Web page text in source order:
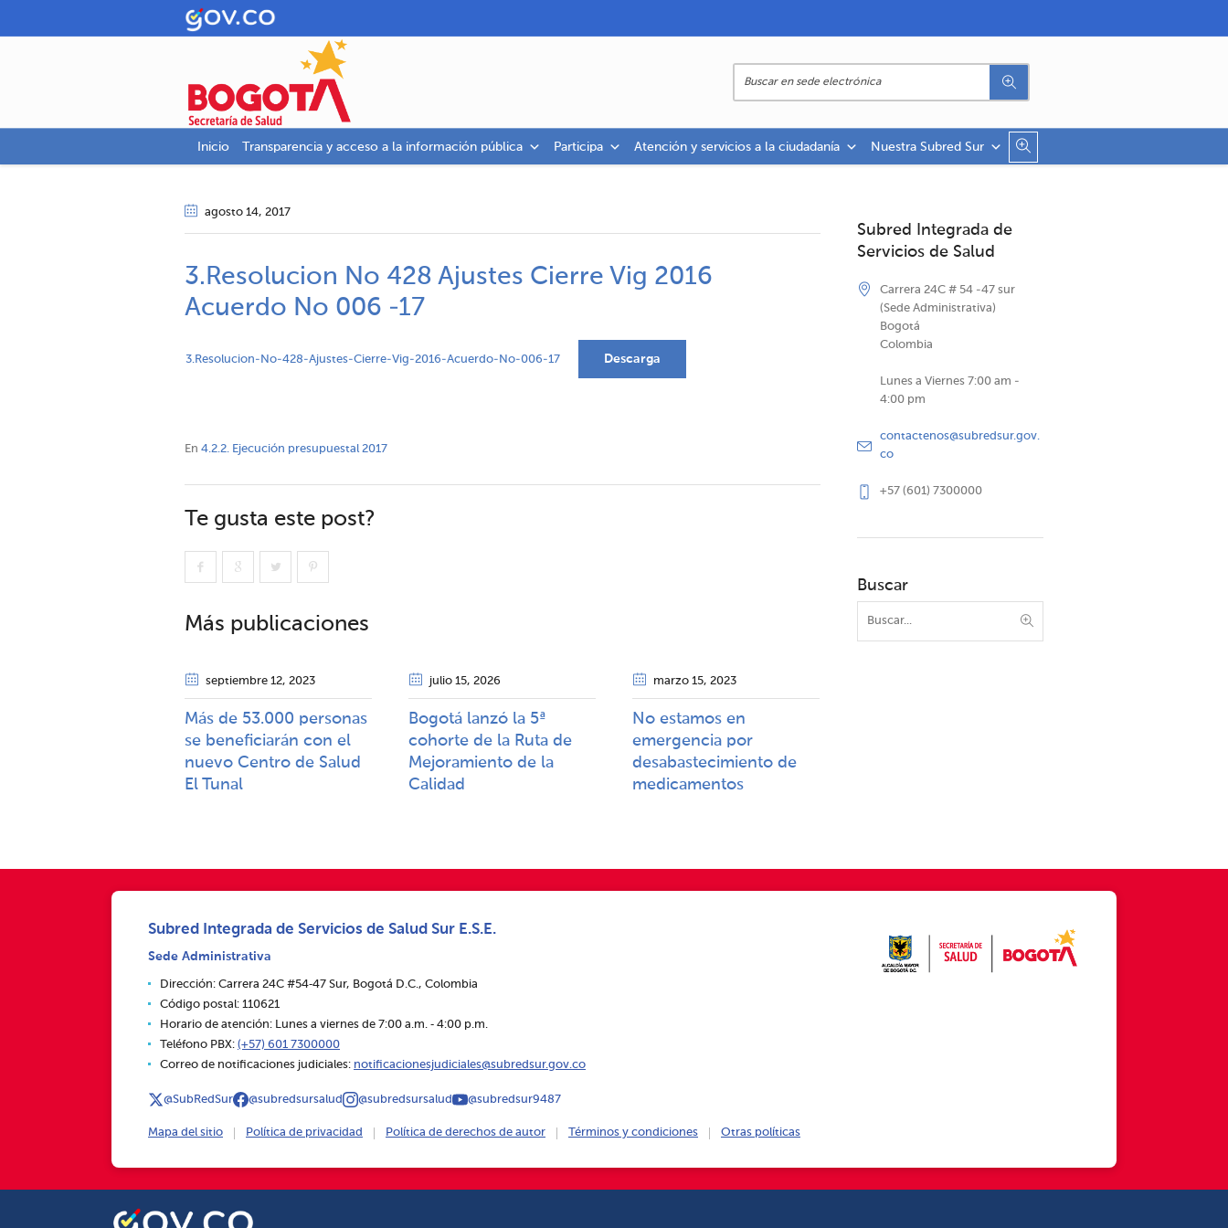
Inicio Transparencia y acceso a la información pública Participa Atención y servicios a la ciudadanía Nuestra Subred Sur
agosto 14, 2017
3.Resolucion No 428 Ajustes Cierre Vig 2016
Acuerdo No 006 -17
3.Resolucion-No-428-Ajustes-Cierre-Vig-2016-Acuerdo-No-006-17 Descarga
En 4.2.2. Ejecución presupuestal 2017
Te gusta este post?
Más publicaciones
septiembre 12, 2023
Más de 53.000 personas
se beneficiarán con el
nuevo Centro de Salud
El Tunal
julio 15, 2026
Bogotá lanzó la 5ª
cohorte de la Ruta de
Mejoramiento de la
Calidad​​
marzo 15, 2023
No estamos en
emergencia por
desabastecimiento de
medicamentos
Subred Integrada de
Servicios de Salud
Carrera 24C # 54 -47 sur
(Sede Administrativa)
Bogotá
Colombia
Lunes a Viernes 7:00 am -
4:00 pm
contactenos@subredsur.gov.
co
+57 (601) 7300000
Buscar
Subred Integrada de Servicios de Salud Sur E.S.E.
Sede Administrativa
Dirección: Carrera 24C #54‑47 Sur, Bogotá D.C., Colombia
Código postal: 110621
Horario de atención: Lunes a viernes de 7:00 a.m. ‑ 4:00 p.m.
Teléfono PBX: (+57) 601 7300000
Correo de notificaciones judiciales: notificacionesjudiciales@subredsur.gov.co
@SubRedSur @subredsursalud @subredsursalud @subredsur9487
Mapa del sitio Política de privacidad Política de derechos de autor Términos y condiciones Otras políticas